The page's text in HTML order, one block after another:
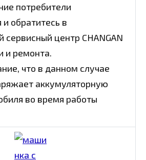
потребители
обратитесь в
сервисный центр CHANGAN
и ремонта.
что в данном случае
аккумуляторную
во время работы